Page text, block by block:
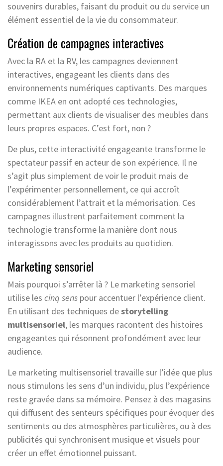
souvenirs durables, faisant du produit ou du service un
élément essentiel de la vie du consommateur.
Création de campagnes interactives
Avec la RA et la RV, les campagnes deviennent
interactives, engageant les clients dans des
environnements numériques captivants. Des marques
comme IKEA en ont adopté ces technologies,
permettant aux clients de visualiser des meubles dans
leurs propres espaces. C’est fort, non ?
De plus, cette interactivité engageante transforme le
spectateur passif en acteur de son expérience. Il ne
s’agit plus simplement de voir le produit mais de
l’expérimenter personnellement, ce qui accroît
considérablement l’attrait et la mémorisation. Ces
campagnes illustrent parfaitement comment la
technologie transforme la manière dont nous
interagissons avec les produits au quotidien.
Marketing sensoriel
Mais pourquoi s’arrêter là ? Le marketing sensoriel
utilise les cinq sens pour accentuer l’expérience client.
En utilisant des techniques destorytelling
multisensoriel, les marques racontent des histoires
engageantes qui résonnent profondément avec leur
audience.
Le marketing multisensoriel travaille sur l’idée que plus
nous stimulons les sens d’un individu, plus l’expérience
reste gravée dans sa mémoire. Pensez à des magasins
qui diffusent des senteurs spécifiques pour évoquer des
sentiments ou des atmosphères particulières, ou à des
publicités qui synchronisent musique et visuels pour
créer un effet émotionnel puissant.